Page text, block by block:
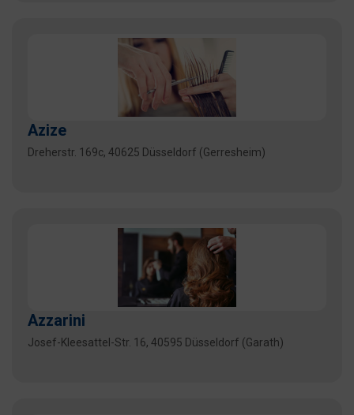
Azize
Dreherstr. 169c, 40625 Düsseldorf (Gerresheim)
Azzarini
Josef-Kleesattel-Str. 16, 40595 Düsseldorf (Garath)